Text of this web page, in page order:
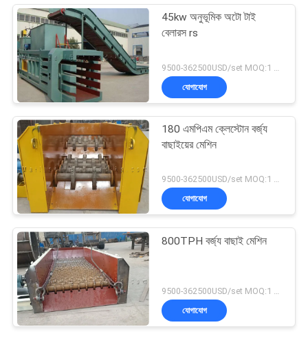
45kw অনুভূমিক অটো টাই
বেলারস rs
যোগাযোগ
180 এমপিএম ক্লেস্টোন বর্জ্য
বাছাইয়ের মেশিন
9500-362500USD/set MOQ:1 সেট
যোগাযোগ
800TPH বর্জ্য বাছাই মেশিন
9500-362500USD/set MOQ:1 সেট
যোগাযোগ